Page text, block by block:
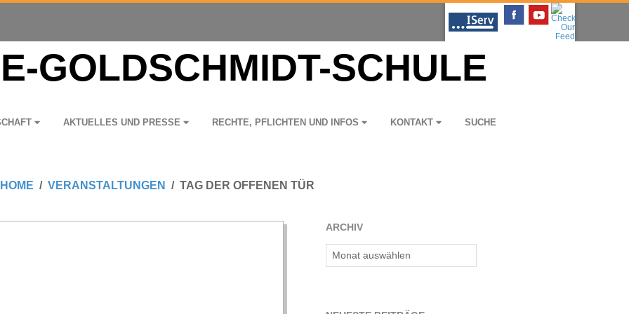
AKTU­EL­LES UND PRESSE RECHTE, PFLICH­TEN UND INFOS KON­TAKT SUCHE
HOME VERANSTALTUNGEN TAG DER OFFENEN TÜR
ARCHIV
Archiv